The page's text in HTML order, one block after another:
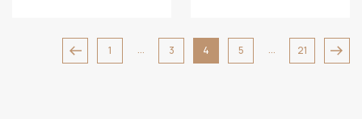
1 ... 3 4 5 ... 21